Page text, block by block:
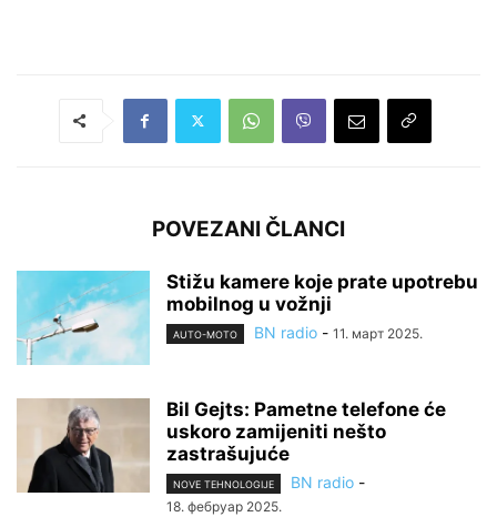
POVEZANI ČLANCI
Stižu kamere koje prate upotrebu
mobilnog u vožnji
AUTO-MOTO BN radio - 11. март 2025.
Bil Gejts: Pametne telefone će
uskoro zamijeniti nešto
zastrašujuće
NOVE TEHNOLOGIJE BN radio -
18. фебруар 2025.